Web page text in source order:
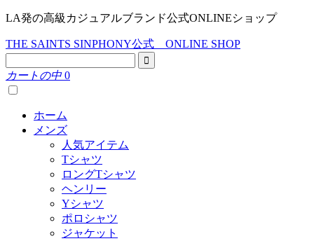
LA発の高級カジュアルブランド公式ONLINEショップ
THE SAINTS SINPHONY公式 ONLINE SHOP
カートの中 0
ホーム
メンズ
人気アイテム
Tシャツ
ロングTシャツ
ヘンリー
Yシャツ
ポロシャツ
ジャケット